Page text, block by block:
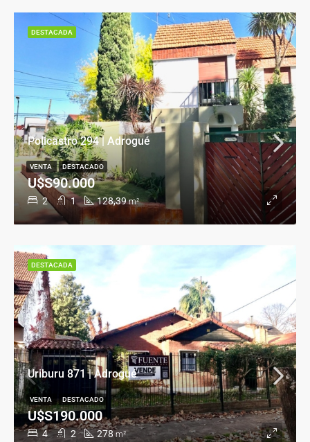
Policastro 294 | Adrogué
2 1 128,39 m²
U$S90.000
VENTA DESTACADO
DESTACADA
Uriburu 871 | Adrogué
4 2 278 m²
U$S190.000
VENTA DESTACADO
DESTACADA